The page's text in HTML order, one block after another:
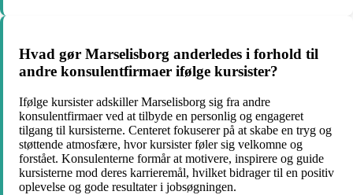
Hvad gør Marselisborg anderledes i forhold til
andre konsulentfirmaer ifølge kursister?
Ifølge kursister adskiller Marselisborg sig fra andre
konsulentfirmaer ved at tilbyde en personlig og engageret
tilgang til kursisterne. Centeret fokuserer på at skabe en tryg og
støttende atmosfære, hvor kursister føler sig velkomne og
forstået. Konsulenterne formår at motivere, inspirere og guide
kursisterne mod deres karrieremål, hvilket bidrager til en positiv
oplevelse og gode resultater i jobsøgningen.